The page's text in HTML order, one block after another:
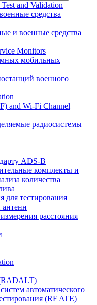
and Validation
средства
и военные средства
Monitors
мобильных
военного
and Wi-Fi Channel
радиосистемы
ADS-B
комплекты и
количества
для тестирования
антенн
расстояния
автоматического
(RF ATE)